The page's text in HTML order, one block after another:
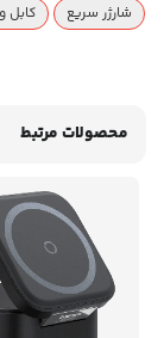
شارژر سریع
کابل
محصولات مرتبط